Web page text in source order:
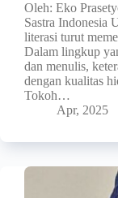
Oleh: Eko
Sastra Indonesia
literasi turut
Dalam lingkup
dan menulis,
dengan kualitas
Tokoh…
Apr, 2025